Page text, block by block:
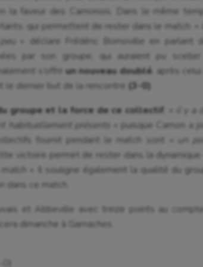
et Paralympiques
Pétanque
Plongée
Randonnée /
Roller-derby
la faveur des Camonois. Dans le même
qui permettent de rester dans le match. «
» déclare Frédéric Bornoville en parlant
par son groupe, qui auraient pu
s’offrirun nouveau doublé , après
le dernier but de la rencontre (3-0)
groupe et la force de ce collectif
« il y a
habituellement présents »
puisque Camon a
fournit pendant le match sont
« un
victoire permet de rester dans la dynamique
»
. Il souligne également la qualité du
ce match.
et Abbeville avec treize points au
dimanche à Gamaches.